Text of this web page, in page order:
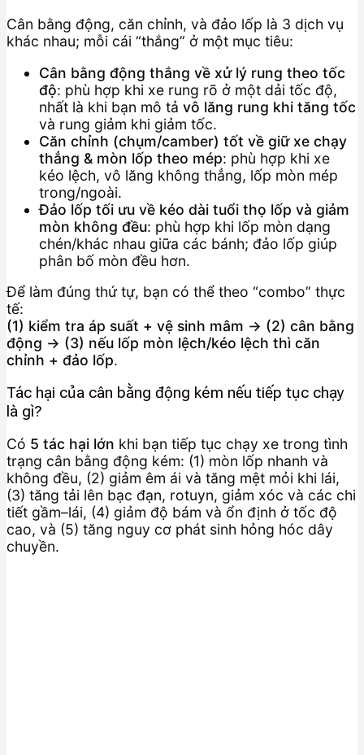
Cân bằng động, căn chỉnh, và đảo lốp là 3 dịch vụ
khác nhau; mỗi cái “thắng” ở một mục tiêu:
Cân bằng động thắng về xử lý rung theo tốc
độ: phù hợp khi xe rung rõ ở một dải tốc độ,
nhất là khi bạn mô tả vô lăng rung khi tăng tốc
và rung giảm khi giảm tốc.
Căn chỉnh (chụm/camber) tốt về giữ xe chạy
thẳng & mòn lốp theo mép: phù hợp khi xe
kéo lệch, vô lăng không thẳng, lốp mòn mép
trong/ngoài.
Đảo lốp tối ưu về kéo dài tuổi thọ lốp và giảm
mòn không đều: phù hợp khi lốp mòn dạng
chén/khác nhau giữa các bánh; đảo lốp giúp
phân bố mòn đều hơn.
Để làm đúng thứ tự, bạn có thể theo “combo” thực
tế:
(1) kiểm tra áp suất + vệ sinh mâm → (2) cân bằng
động → (3) nếu lốp mòn lệch/kéo lệch thì căn
chỉnh + đảo lốp.
Tác hại của cân bằng động kém nếu tiếp tục chạy
là gì?
Có 5 tác hại lớn khi bạn tiếp tục chạy xe trong tình
trạng cân bằng động kém: (1) mòn lốp nhanh và
không đều, (2) giảm êm ái và tăng mệt mỏi khi lái,
(3) tăng tải lên bạc đạn, rotuyn, giảm xóc và các chi
tiết gầm–lái, (4) giảm độ bám và ổn định ở tốc độ
cao, và (5) tăng nguy cơ phát sinh hỏng hóc dây
chuyền.